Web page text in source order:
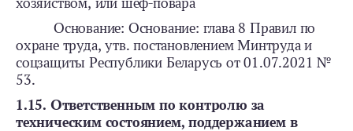
хозяйством, или шеф-повара
Основание: Основание: глава 8 Правил по
охране труда, утв. постановлением Минтруда и
соцзащиты Республики Беларусь от 01.07.2021 №
53.
1.15. Ответственным по контролю за
техническим состоянием, поддержанием в